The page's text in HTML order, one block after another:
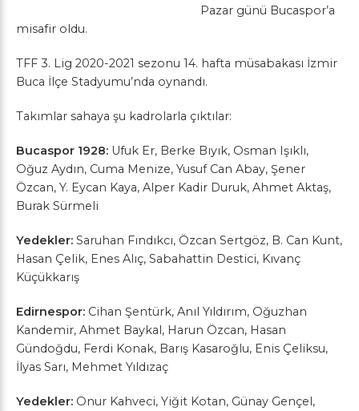
Pazar günü Bucaspor’a
misafir oldu.
TFF 3. Lig 2020-2021 sezonu 14. hafta müsabakası İzmir
Buca İlçe Stadyumu’nda oynandı.
Takımlar sahaya şu kadrolarla çıktılar:
Bucaspor 1928: Ufuk Er, Berke Bıyık, Osman Işıklı,
Oğuz Aydın, Cuma Menize, Yusuf Can Abay, Şener
Özcan, Y. Eycan Kaya, Alper Kadir Duruk, Ahmet Aktaş,
Burak Sürmeli
Yedekler: Saruhan Fındıkcı, Özcan Sertgöz, B. Can Kunt,
Hasan Çelik, Enes Alıç, Sabahattin Destici, Kıvanç
Küçükkarış
Edirnespor: Cihan Şentürk, Anıl Yıldırım, Oğuzhan
Kandemir, Ahmet Baykal, Harun Özcan, Hasan
Gündoğdu, Ferdi Konak, Barış Kasaroğlu, Enis Çeliksu,
İlyas Sarı, Mehmet Yıldızaç
Yedekler: Onur Kahveci, Yiğit Kotan, Günay Gençel,